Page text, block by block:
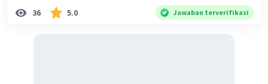
36 5.0 Jawaban terverifikasi